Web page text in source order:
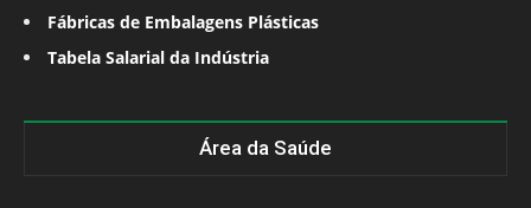
Fábricas de Embalagens Plásticas
Tabela Salarial da Indústria
Área da Saúde